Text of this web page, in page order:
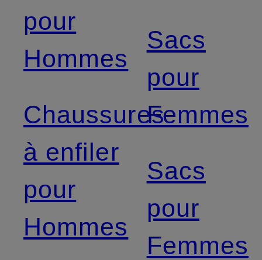
pour
Hommes
Chaussures
à enfiler
pour
Hommes
Sacs
pour
Femmes
Sacs
pour
Femmes